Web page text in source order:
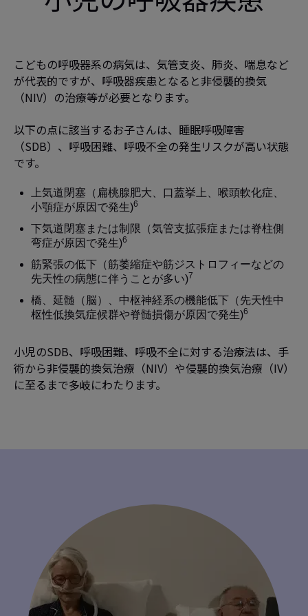
こどもの呼吸器系の病気は、気管支炎、肺炎、喘息など
が代表的ですが、呼吸器疾患となると非侵襲的換気
（NIV）の治療等が必要となります。
以下の点に該当するお子さんは、睡眠呼吸障害
（SDB）、呼吸困難、呼吸不全の発生リスクが高い状態
です。
上気道閉塞（扁桃腺肥大、口蓋挙上、喉頭軟化症、
小顎症が原因で発生)6
下気道閉塞または制限（気管支拡張症または脊柱側
弯症が原因で発生)6
筋緊張の低下（筋萎縮症や筋ジストロフィーなどの
先天性の病態に伴うことが多い)7
橋、延髄（脳）、中枢神経系の機能低下（先天性中
枢性低換気症候群や脊髄損傷が原因で発生)6
小児のSDB、呼吸困難、呼吸不全に対する治療法は、手
術から非侵襲的換気治療（NIV）や侵襲的換気治療（IV）
に至るまで多岐にわたります。